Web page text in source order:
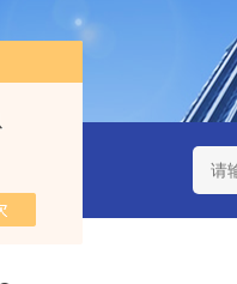
JB-41T型加热搅拌器